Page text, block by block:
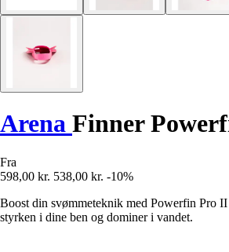
Arena Finner
Fra
598,00 kr. 538,00 kr. -10%
Boost din svømmeteknik med Powerfin Pro
styrken i dine ben og dominer i vandet.